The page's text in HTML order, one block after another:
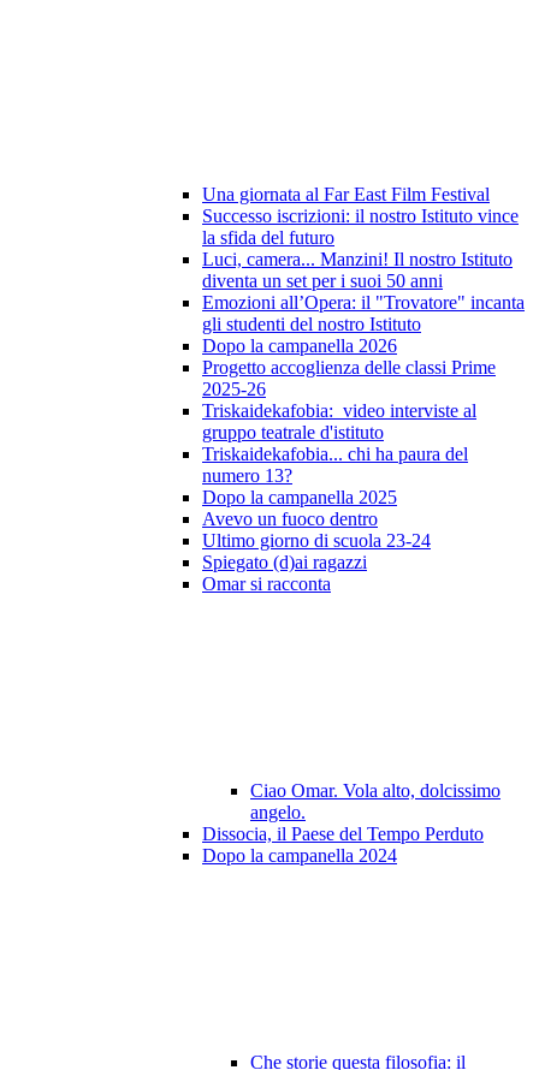
Una giornata al Far East Film Festival
Successo iscrizioni: il nostro Istituto vince
la sfida del futuro
Luci, camera... Manzini! Il nostro Istituto
diventa un set per i suoi 50 anni
Emozioni all’Opera: il "Trovatore" incanta
gli studenti del nostro Istituto
Dopo la campanella 2026
Progetto accoglienza delle classi Prime
2025-26
Triskaidekafobia: video interviste al
gruppo teatrale d'istituto
Triskaidekafobia... chi ha paura del
numero 13?
Dopo la campanella 2025
Avevo un fuoco dentro
Ultimo giorno di scuola 23-24
Spiegato (d)ai ragazzi
Omar si racconta
Ciao Omar. Vola alto, dolcissimo
angelo.
Dissocia, il Paese del Tempo Perduto
Dopo la campanella 2024
Che storie questa filosofia: il